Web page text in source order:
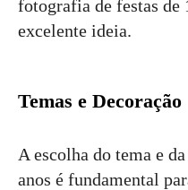
fotografia de festas de
excelente ideia.
Temas e Decoração
A escolha do tema e
anos é fundamental